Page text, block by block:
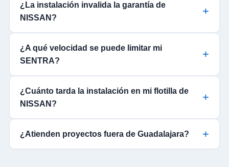
¿La instalación invalida la garantía de
NISSAN?
¿A qué velocidad se puede limitar mi
SENTRA?
¿Cuánto tarda la instalación en mi flotilla de
NISSAN?
¿Atienden proyectos fuera de Guadalajara?